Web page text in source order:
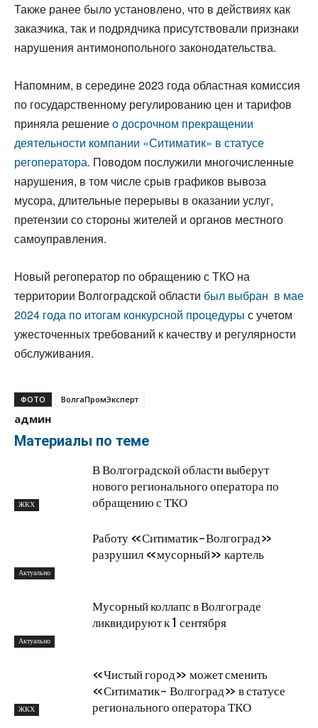
Также ранее было установлено, что в действиях как
заказчика, так и подрядчика присутствовали признаки
нарушения антимонопольного законодательства.
Напомним, в середине 2023 года областная комиссия
по государственному регулированию цен и тарифов
приняла решениео досрочном прекращении
деятельности компании «Ситиматик» в статусе
регоператора. Поводом послужили многочисленные
нарушения, в том числе срыв графиков вывоза
мусора, длительные перерывы в оказании услуг,
претензии со стороны жителей и органов местного
самоуправления.
Новый регоператор по обращению с ТКО на
территории Волгоградской области был выбран в мае
2024 года по итогам конкурсной процедуры с учетом
ужесточенных требований к качеству и регулярности
обслуживания.
ФОТО ВолгаПромЭксперт
админ
Материалы по теме
ЖКХ
В Волгоградской области выберут
нового регионального оператора по
обращению с ТКО
Актуально
Работу «Ситиматик-Волгоград»
разрушил «мусорный» картель
Актуально
Мусорный коллапс в Волгограде
ликвидируют к 1 сентября
ЖКХ
«Чистый город» может сменить
«Ситиматик- Волгоград» в статусе
регионального оператора ТКО